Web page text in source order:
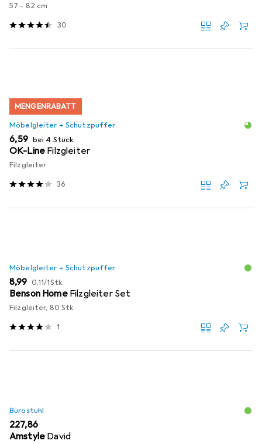
57 - 82 cm
30
MENGENRABATT
Möbelgleiter + Schutzpuffer
EUR
6,59 bei 4 Stück
OK-Line Filzgleiter
Filzgleiter
36
Möbelgleiter + Schutzpuffer
EUR
8,99 EUR
0,11/1Stk.
Benson Home Filzgleiter Set
Filzgleiter, 80 Stk.
1
Bürostuhl
EUR
227,86
Amstyle David